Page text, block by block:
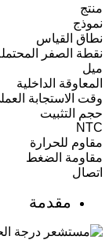
منتج
نموذج
نطاق القياس
نقطة الصفر
ميل
المعاوقة الداخلية
وقت الاستجابة
حجم التثبيت
NTC
مقاوم للحرارة
مقاومة الضغط
اتصال
مقدمة